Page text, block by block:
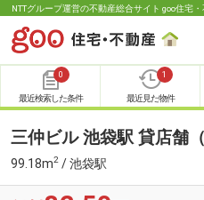
NTTグループ運営の不動産総合サイト goo住宅
0
最近検索した条件
1
最近見た物件
三仲ビル 池袋駅 貸店舗
99.18m2 / 池袋駅